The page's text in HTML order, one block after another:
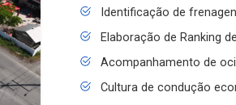
Identificação de
Elaboração de Ranking
Acompanhamento de
Cultura de condução